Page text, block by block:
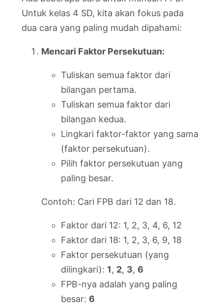
Untuk kelas 4 SD, kita akan fokus pada
dua cara yang paling mudah dipahami:
Mencari Faktor Persekutuan:
Tuliskan semua faktor dari
bilangan pertama.
Tuliskan semua faktor dari
bilangan kedua.
Lingkari faktor-faktor yang sama
(faktor persekutuan).
Pilih faktor persekutuan yang
paling besar.
Contoh: Cari FPB dari 12 dan 18.
Faktor dari 12: 1, 2, 3, 4, 6, 12
Faktor dari 18: 1, 2, 3, 6, 9, 18
Faktor persekutuan (yang
dilingkari): 1, 2, 3, 6
FPB-nya adalah yang paling
besar: 6